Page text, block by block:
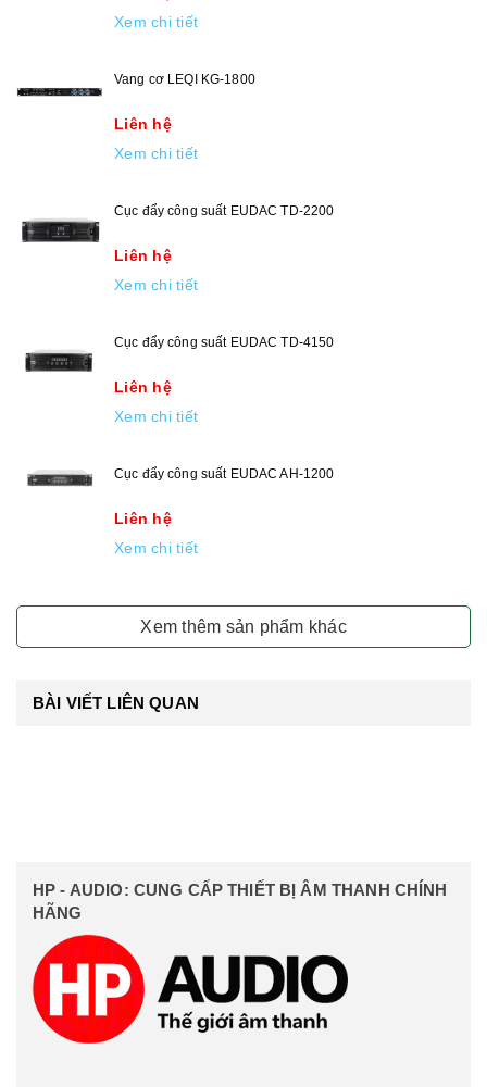
Xem chi tiết
Vang cơ LEQI KG-1800
Liên hệ
Xem chi tiết
Cục đẩy công suất EUDAC TD-2200
Liên hệ
Xem chi tiết
Cục đẩy công suất EUDAC TD-4150
Liên hệ
Xem chi tiết
Cục đẩy công suất EUDAC AH-1200
Liên hệ
Xem chi tiết
Xem thêm sản phẩm khác
BÀI VIẾT LIÊN QUAN
HP - AUDIO: CUNG CẤP THIẾT BỊ ÂM THANH CHÍNH
HÃNG